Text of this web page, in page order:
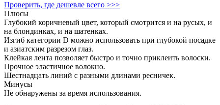
Проверить, где дешевле всего >>>
Плюсы
Глубокий коричневый цвет, который смотрится и на русых, и
на блондинках, и на шатенках.
Изгиб категории D можно использовать при глубокой посадке
и азиатским разрезом глаз.
Клейкая лента позволяет быстро и точно приклеить волоски.
Прочное эластичное волокно.
Шестнадцать линий с разными длинами ресничек.
Минусы
Не обнаружены за время использования.